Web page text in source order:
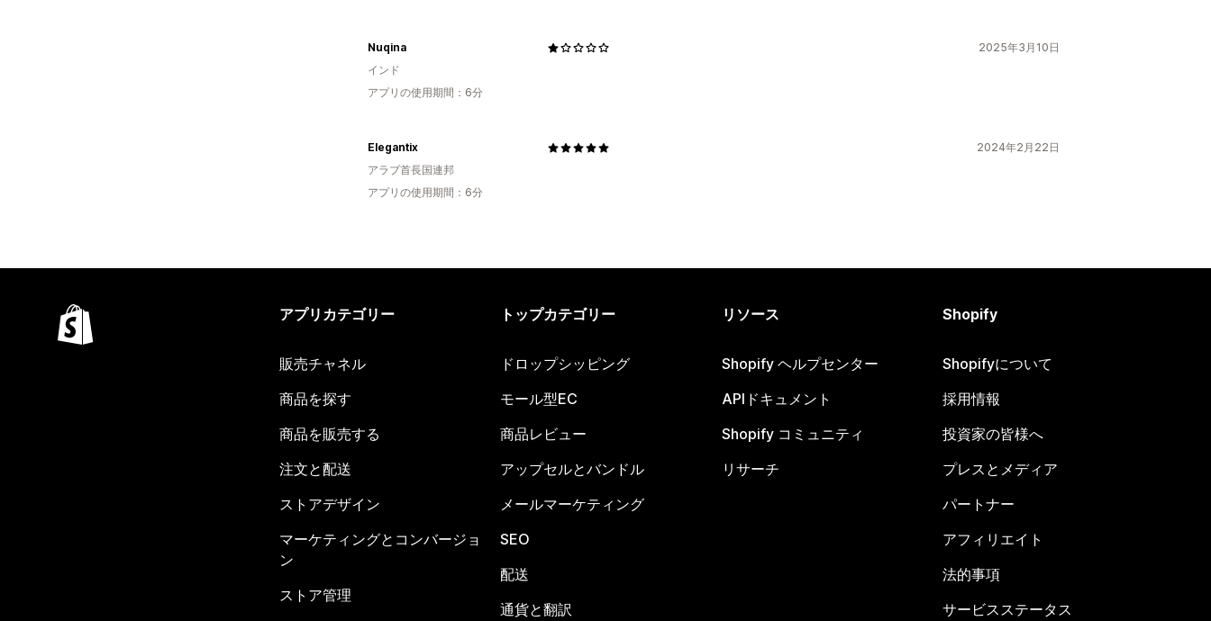
2025年3月10日
Nuqina
インド
アプリの使用期間：6分
2024年2月22日
Elegantix
アラブ首長国連邦
アプリの使用期間：6分
アプリカテゴリー
販売チャネル
商品を探す
商品を販売する
注文と配送
ストアデザイン
マーケティングとコンバージョ
ン
ストア管理
トップカテゴリー
ドロップシッピング
モール型EC
商品レビュー
アップセルとバンドル
メールマーケティング
SEO
配送
通貨と翻訳
リソース
Shopify ヘルプセンター
APIドキュメント
Shopify コミュニティ
リサーチ
Shopify
Shopifyについて
採用情報
投資家の皆様へ
プレスとメディア
パートナー
アフィリエイト
法的事項
サービスステータス